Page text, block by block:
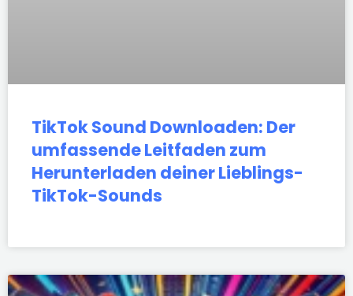
TikTok Sound Downloaden: Der
umfassende Leitfaden zum
Herunterladen deiner Lieblings-
TikTok-Sounds